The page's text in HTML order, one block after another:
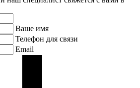
Ваше имя
Телефон для связи
Email